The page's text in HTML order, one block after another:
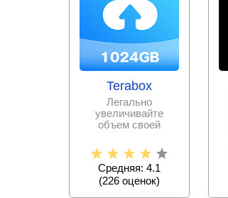
Terabox
Легально
увеличивайте
объем своей
всю необходимую
информацию и
Средняя: 4.1
(226оценок)